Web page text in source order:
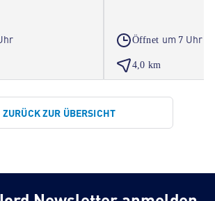
Öffnet um 7 Uhr
4,0 km
ZURÜCK ZUR ÜBERSICHT